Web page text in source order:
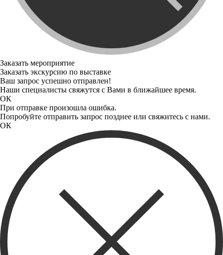
Заказать мероприятие
Заказать экскурсию по выставке
Ваш запрос успешно отправлен!
Наши специалисты свяжутся с Вами в ближайшее время.
ОК
При отправке произошла ошибка.
Попробуйте отправить запрос позднее или свяжитесь с нами.
ОК